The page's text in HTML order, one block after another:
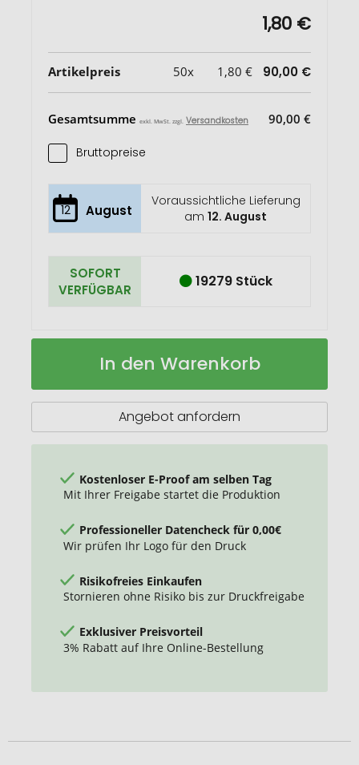
1,80 €
Artikelpreis 50x 1,80 € 90,00 €
Gesamtsumme exkl. MwSt. zzgl. Versandkosten 90,00 €
Bruttopreise
12 August
Voraussichtliche Lieferung
am12. August
SOFORT
VERFÜGBAR
19279 Stück
MOIRA
mit
Auf
In den Warenkorb
Angebot anfordern
Kostenloser E-Proof am selben Tag
Mit Ihrer Freigabe startet die Produktion
Professioneller Datencheck für 0,00€
Wir prüfen Ihr Logo für den Druck
Risikofreies Einkaufen
Stornieren ohne Risiko bis zur Druckfreigabe
Exklusiver Preisvorteil
3% Rabatt auf Ihre Online-Bestellung